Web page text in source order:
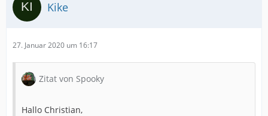
Kike
27. Januar 2020 um 16:17
Zitat von Spooky
Hallo Christian,